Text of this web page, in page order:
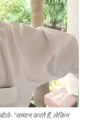
“सम्मान करते हैं, लेकिन